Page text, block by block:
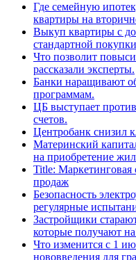
Где семейную
квартиры на
Выкуп квартиры с
стандартной
Что позволит
рассказали эксперты.
Банки наращивают
программам.
ЦБ выступает
счетов.
Центробанк снизил
Материнский
на приобретение
Title: Маркетинговая
продаж
Безопасность
регулярные
Застройщики
которые получают на
Что изменится с 1
нововведения для